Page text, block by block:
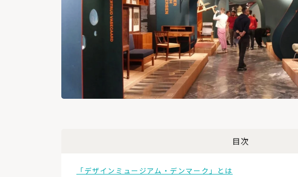
目次
「デザインミュージアム・デンマーク」とは